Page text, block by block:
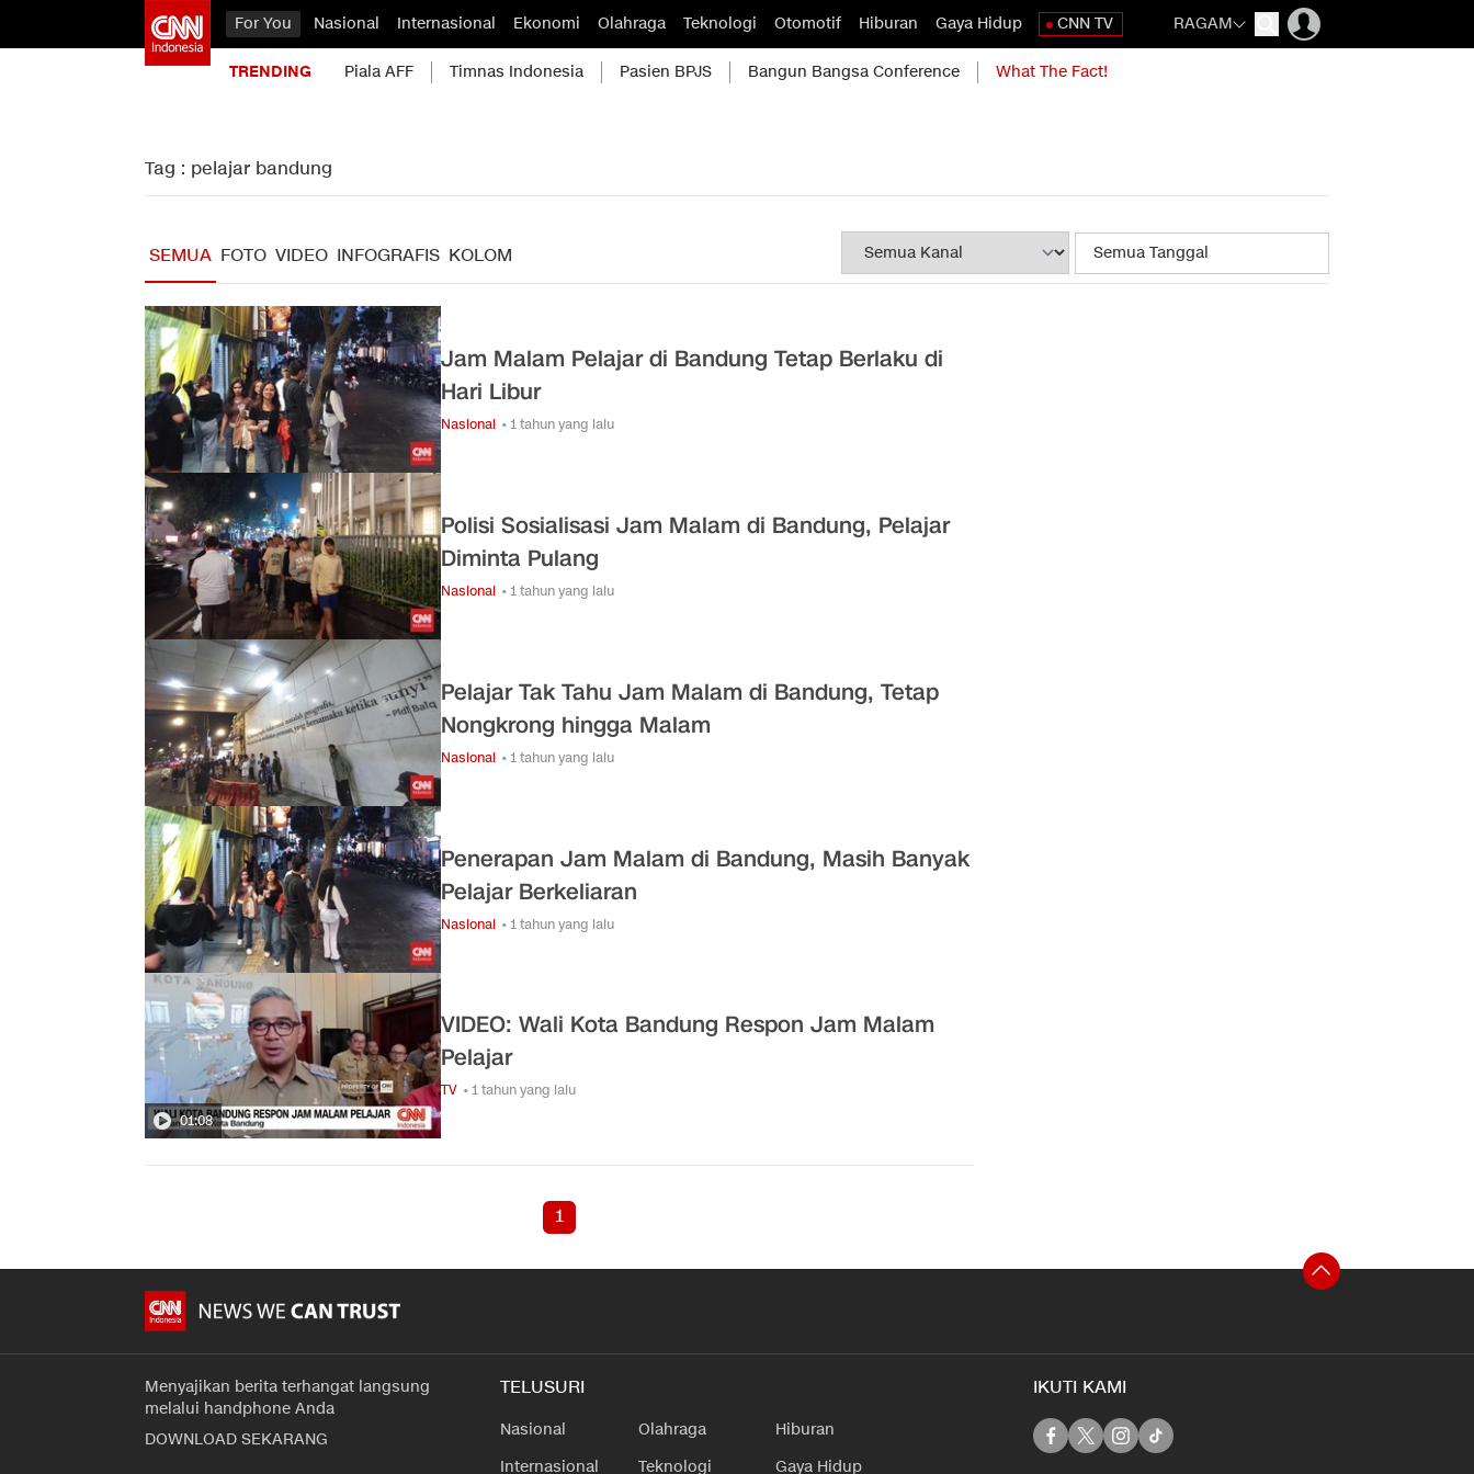
For You Nasional Internasional Ekonomi Olahraga Teknologi Otomotif Hiburan Gaya Hidup CNN TV RAGAM
TRENDING Piala AFF Timnas Indonesia Pasien BPJS Bangun Bangsa Conference What The Fact!
Tag : pelajar bandung
SEMUA FOTO VIDEO INFOGRAFIS KOLOM
Jam Malam Pelajar di Bandung Tetap Berlaku di
Hari Libur
Nasional • 1 tahun yang lalu
Polisi Sosialisasi Jam Malam di Bandung, Pelajar
Diminta Pulang
Nasional • 1 tahun yang lalu
Pelajar Tak Tahu Jam Malam di Bandung, Tetap
Nongkrong hingga Malam
Nasional • 1 tahun yang lalu
Penerapan Jam Malam di Bandung, Masih Banyak
Pelajar Berkeliaran
Nasional • 1 tahun yang lalu
01:08
VIDEO: Wali Kota Bandung Respon Jam Malam
Pelajar
TV • 1 tahun yang lalu
1
Menyajikan berita terhangat langsung
melalui handphone Anda
DOWNLOAD SEKARANG
TELUSURI
Nasional
Internasional
Olahraga
Teknologi
Hiburan
Gaya Hidup
IKUTI KAMI